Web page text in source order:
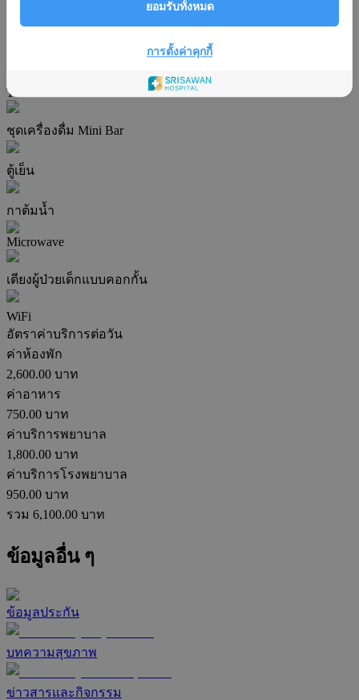
TV
ชุดเครื่องดื่ม Mini Bar
ตู้เย็น
กาต้มน้ำ
Microwave
เตียงผู้ป่วยเด็กแบบคอกกั้น
WiFi
อัตราค่าบริการต่อวัน
ค่าห้องพัก
2,600.00 บาท
ค่าอาหาร
750.00 บาท
ค่าบริการพยาบาล
1,800.00 บาท
ค่าบริการโรงพยาบาล
950.00 บาท
รวม 6,100.00 บาท
ข้อมูลอื่น ๆ
ข้อมูลประกัน
บทความสุขภาพ
ข่าวสารและกิจกรรม
ยอมรับทั้งหมด
การตั้งค่าคุกกี้